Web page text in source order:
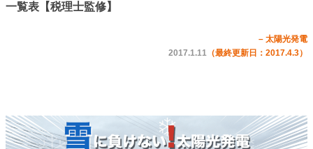
一覧表【税理士監修】
– 太陽光発電
2017.1.11 （最終更新日：2017.4.3）